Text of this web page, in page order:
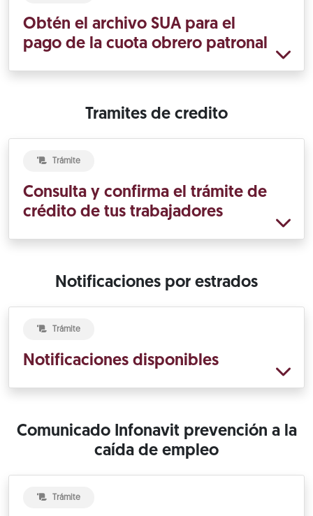
Obtén el archivo SUA para el
pago de la cuota obrero patronal
Tramites de credito
Trámite
Consulta y confirma el trámite de
crédito de tus trabajadores
Notificaciones por estrados
Trámite
Notificaciones disponibles
Comunicado Infonavit prevención a la
caída de empleo
Trámite